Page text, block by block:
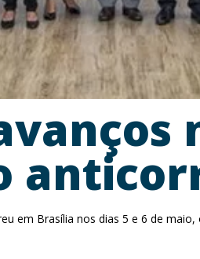
em Brasília nos dias 5 e 6 de